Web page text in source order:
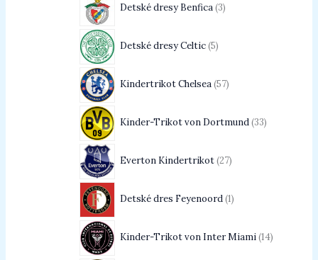
Detské dresy Benfica 3
Detské dresy Celtic 5
Kindertrikot Chelsea 57
Kinder-Trikot von Dortmund 33
Everton Kindertrikot 27
Detské dres Feyenoord 1
Kinder-Trikot von Inter Miami 14